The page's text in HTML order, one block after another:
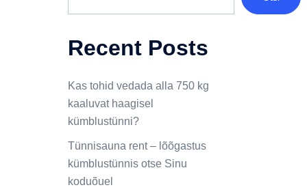
Recent Posts
Kas tohid vedada alla 750 kg
kaaluvat haagisel
kümblustünni?
Tünnisauna rent – lõõgastus
kümblustünnis otse Sinu
koduõuel